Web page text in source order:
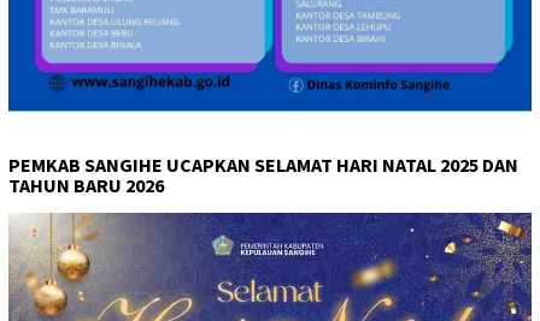
PEMKAB SANGIHE UCAPKAN SELAMAT HARI NATAL 2025 DAN
TAHUN BARU 2026